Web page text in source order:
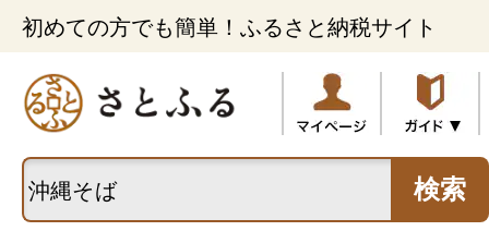
初めての方でも簡単！ふるさと納税サイト
検索